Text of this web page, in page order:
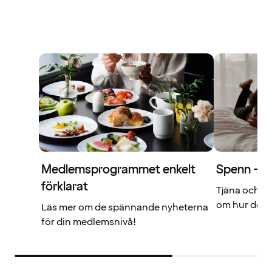
Medlemsprogrammet enkelt
förklarat
Läs mer om de spännande nyheterna
för din medlemsnivå!
Spenn –
Tjäna och
om hur det